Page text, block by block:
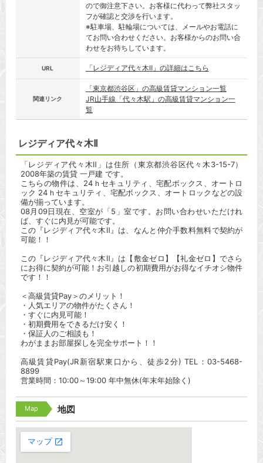
ので御注意下さい。お客様に代わって弊社スタッ
フが確認と交渉を行います。
※駐車場、駐輪場については、メールやお電話に
てお問い合わせください。お客様からのお問い合
わせをお待ちしています。
URL 「レジディア代々木Ⅱ」の詳細はこちら
関連リンク
「東京都渋谷区」の高級賃貸マンション一覧
JR山手線「代々木駅」の高級賃貸マンション一
覧
レジディア代々木Ⅱ
「レジディア代々木Ⅱ」は住所（東京都渋谷区代々木3-15-7）
2008年築の賃貸 一戸建 です。
こちらの物件は、24ｈセキュリティ、宅配ボックス、オートロ
ック 24ｈセキュリティ、宅配ボックス、オートロックなどの設
備が揃っています。
08月09日現在、空室が「5」室です。お問い合わせいただけれ
ば、すぐに内見が可能です。
この『レジディア代々木Ⅱ』は、なんと仲介手数料無料で契約が
可能！！
この『レジディア代々木Ⅱ』は【敷金ゼロ】【礼金ゼロ】でさら
にお得に契約が可能！お引越しの初期費用がお得なイチオシ物件
です！！
＜高級賃貸Pay＞のメリット！
・人気エリアの物件がたくさん！
・すぐに内見可能！
・初期費用をできるだけ安く！
・保証人のご相談も！
わがままお部屋探しを完全サポート！！
高級賃貸Pay(JR新宿駅東口から、徒歩2分) TEL：03-5468-
8899
営業時間：10:00～19:00 年中無休(年末年始除く)
Map 地図